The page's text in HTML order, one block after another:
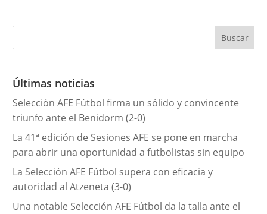
a
g
r
a
s
Últimas noticias
Selección AFE Fútbol firma un sólido y convincente
triunfo ante el Benidorm (2-0)
La 41ª edición de Sesiones AFE se pone en marcha
para abrir una oportunidad a futbolistas sin equipo
La Selección AFE Fútbol supera con eficacia y
autoridad al Atzeneta (3-0)
Una notable Selección AFE Fútbol da la talla ante el